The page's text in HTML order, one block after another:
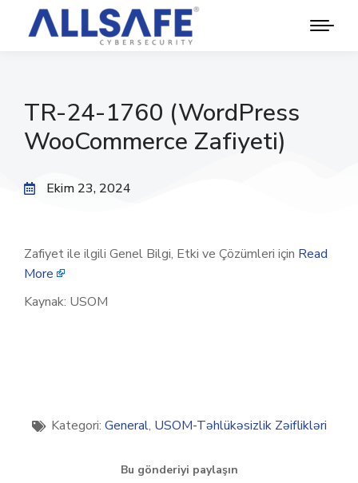
TR-24-1760 (WordPress
WooCommerce Zafiyeti)
Ekim 23, 2024
Zafiyet ile ilgili Genel Bilgi, Etki ve Çözümleri için Read
More
Kaynak: USOM
Kategori: General, USOM-Təhlükəsizlik Zəiflikləri
Bu gönderiyi paylaşın